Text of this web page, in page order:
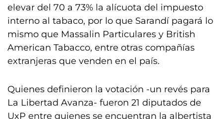
elevar del 70 a 73% la alícuota del impuesto
interno al tabaco, por lo que Sarandí pagará lo
mismo que Massalin Particulares y British
American Tabacco, entre otras compañías
extranjeras que venden en el país.
Quienes definieron la votación -un revés para
La Libertad Avanza- fueron 21 diputados de
UxP entre quienes se encuentran la albertista